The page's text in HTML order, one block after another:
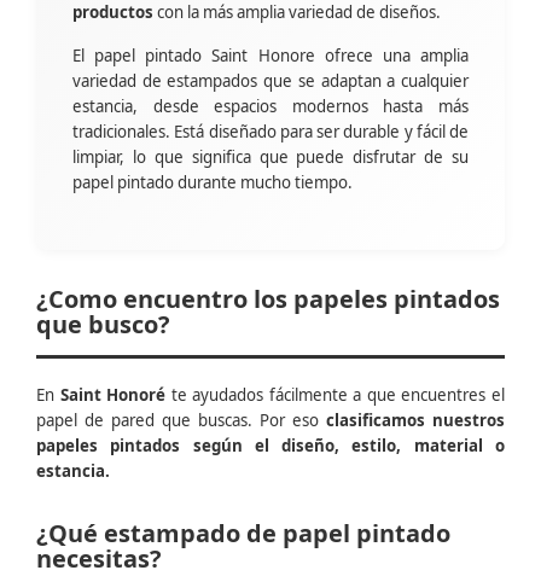
productos con la más amplia variedad de diseños.
El papel pintado Saint Honore ofrece una amplia
variedad de estampados que se adaptan a cualquier
estancia, desde espacios modernos hasta más
tradicionales. Está diseñado para ser durable y fácil de
limpiar, lo que significa que puede disfrutar de su
papel pintado durante mucho tiempo.
¿Como encuentro los papeles pintados
que busco?
En Saint Honoré te ayudados fácilmente a que encuentres el
papel de pared que buscas. Por eso clasificamos nuestros
papeles pintados según el diseño, estilo, material o
estancia.
¿Qué estampado de papel pintado
necesitas?